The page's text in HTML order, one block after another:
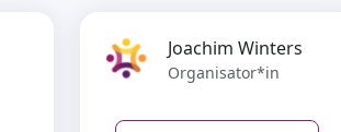
Joachim Winters
Organisator*in